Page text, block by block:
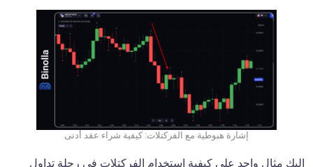
إشارة هبوطية مع الفركتلات: كيفية شراء عقد أدنى
إليك مثال واحد على كيفية استخدام الفركتلات في رحلة تداول